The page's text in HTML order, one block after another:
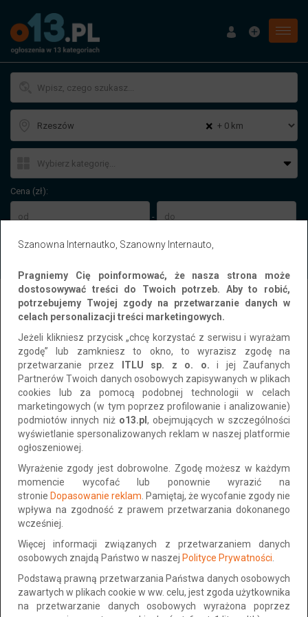
Menu
×
Cena (zł):
-
OgłoszeniaRzeszów
Wszystkie Prywatne Firmowe
Sortuj po: Najnowsze
Agencja Detektywistyczna Rzeszów
Lokalizacja: Rzeszów
Dodano: 2026-04-28 15:08:08
Szanowna Internautko, Szanowny Internauto,
Pragniemy Cię poinformować, że nasza strona może
dostosowywać treści do Twoich potrzeb. Aby to robić,
potrzebujemy Twojej zgody na przetwarzanie danych w
celach personalizacji treści marketingowych.
Jeżeli klikniesz przycisk „chcę korzystać z serwisu i wyrażam
zgodę” lub zamkniesz to okno, to wyrazisz zgodę na
przetwarzanie przez
ITLU sp. z o. o. i jej Zaufanych
Partnerów Twoich danych osobowych zapisywanych w plikach
cookies lub za pomocą podobnej technologii w celach
marketingowych (w tym poprzez profilowanie i analizowanie)
podmiotów innych niż o13.pl , obejmujących w szczególności
wyświetlanie spersonalizowanych reklam w naszej platformie
ogłoszeniowej.
Wyrażenie zgody jest dobrowolne. Zgodę możesz w każdym
momencie wycofać lub ponownie wyrazić na
stronie Dopasowanie reklam . Pamiętaj, że wycofanie zgody nie
wpływa na zgodność z prawem przetwarzania dokonanego
wcześniej.
Więcej informacji związanych z przetwarzaniem danych
osobowych znajdą Państwo w naszej Polityce Prywatności
Podstawą prawną przetwarzania Państwa danych osobowych
zawartych w plikach cookie w ww. celu, jest zgoda użytkownika
na przetwarzanie danych osobowych wyrażona poprzez